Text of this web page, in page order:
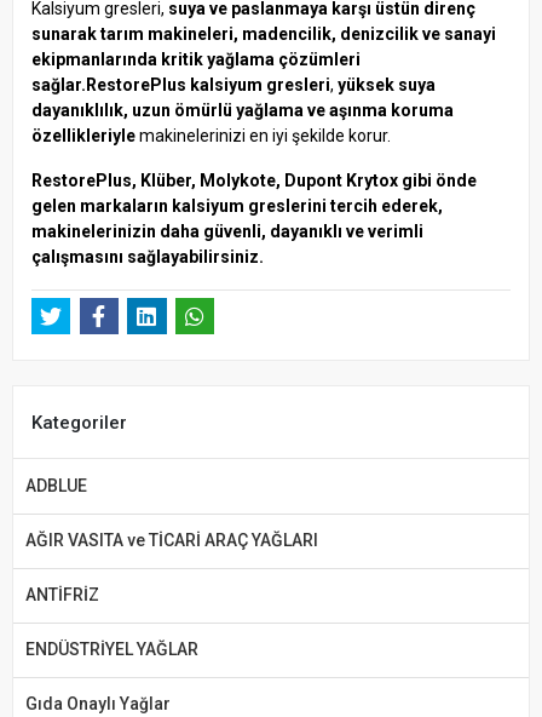
Kalsiyum gresleri, suya ve paslanmaya karşı üstün direnç
sunarak tarım makineleri, madencilik, denizcilik ve sanayi
ekipmanlarında kritik yağlama çözümleri
sağlar. RestorePlus kalsiyum gresleri, yüksek suya
dayanıklılık, uzun ömürlü yağlama ve aşınma koruma
özellikleriylemakinelerinizi en iyi şekilde korur.
RestorePlus, Klüber, Molykote, Dupont Krytox gibi önde
gelen markaların kalsiyum greslerini tercih ederek,
makinelerinizin daha güvenli, dayanıklı ve verimli
çalışmasını sağlayabilirsiniz.
Kategoriler
ADBLUE
AĞIR VASITA ve TİCARİ ARAÇ YAĞLARI
ANTİFRİZ
ENDÜSTRİYEL YAĞLAR
Gıda Onaylı Yağlar